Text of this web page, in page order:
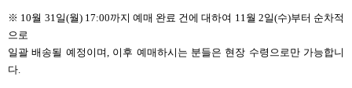
※ 10월 31일(월) 17:00까지 예매 완료 건에 대하여 11월 2일(수)부터 순차적
으로
일괄 배송될 예정이며, 이후 예매하시는 분들은 현장 수령으로만 가능합니
다.